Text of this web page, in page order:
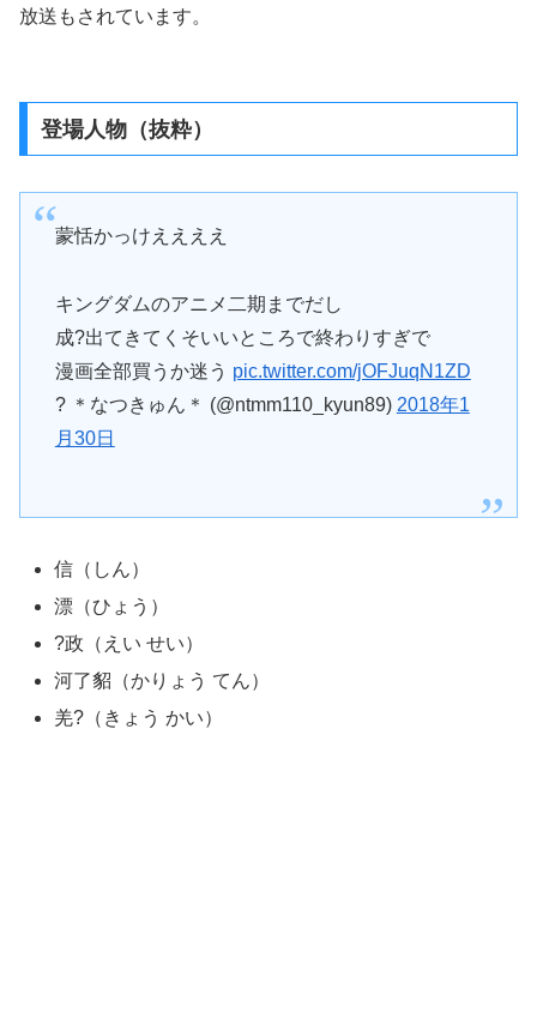
放送もされています。
登場人物（抜粋）
蒙恬かっけええええ
キングダムのアニメ二期までだし
成?出てきてくそいいところで終わりすぎで
漫画全部買うか迷う pic.twitter.com/jOFJuqN1ZD
? ＊なつきゅん＊ (@ntmm110_kyun89) 2018年1
月30日
信（しん）
漂（ひょう）
?政（えい せい）
河了貂（かりょう てん）
羌?（きょう かい）